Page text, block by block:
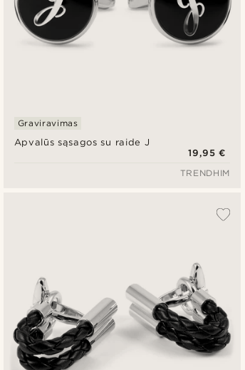
Apvalūs sąsagos su raide J
Graviravimas
19,95 €
TRENDHIM